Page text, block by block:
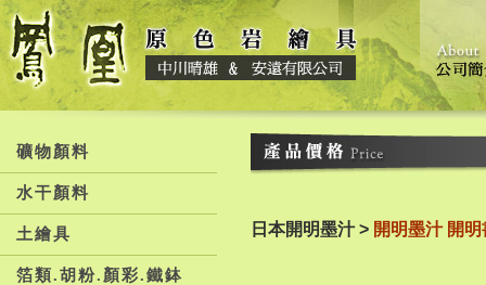
礦物顏料
水干顏料
土繪具
箔類.胡粉.顏彩.鐵鉢
日本開明墨汁 > 開明墨汁 開